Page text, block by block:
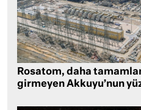
Rosatom, daha
girmeyen Akkuyu’nun